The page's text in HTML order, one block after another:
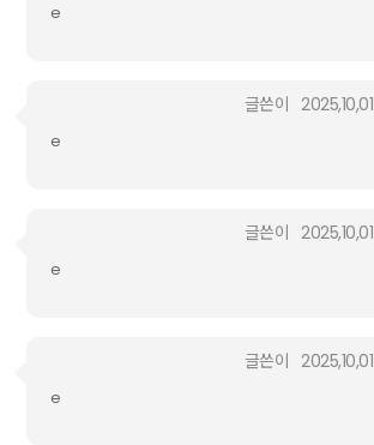
e
글쓴이 2025,10,01
e
글쓴이 2025,10,01
e
글쓴이 2025,10,01
e